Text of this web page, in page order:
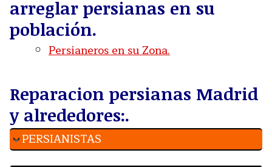
arreglar persianas en su
población.
Persianeros en su Zona.
Reparacion persianas Madrid
y alrededores:.
PERSIANISTAS